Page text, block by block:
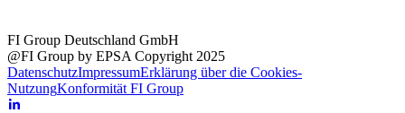
FI Group Deutschland GmbH
@FI Group by EPSA Copyright 2025
DatenschutzImpressumErklärung über die Cookies-
NutzungKonformität FI Group